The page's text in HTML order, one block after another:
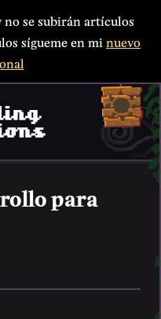
no se subirán artículos
sígueme en mi nuevo
para